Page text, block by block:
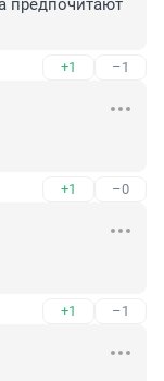
предпочитают
+1 –1
+1 –0
+1 –1